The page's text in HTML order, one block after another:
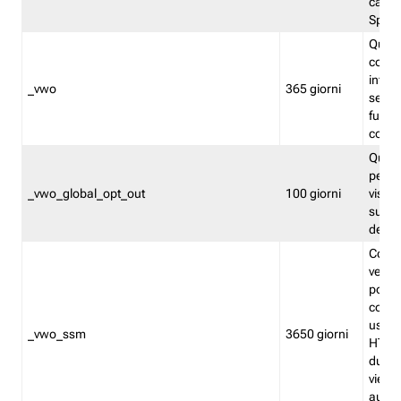
Split
_vwo 365 giorni
_vwo_global_opt_out 100 giorni
su
_vwo_ssm 3650 giorni
viene